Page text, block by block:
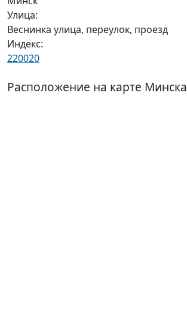
Улица:
Веснинка улица, переулок, проезд
Индекс:
220020
Расположение на карте Минска